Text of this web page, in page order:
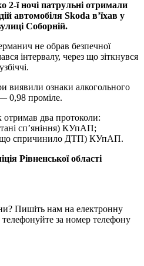
2-ї ночі патрульні отримали
автомобіля Skoda в’їхав у
Соборній.
не обрав безпечної
інтервалу, через що зіткнувся
виявили ознаки алкогольного
— 0,98 проміле.
отримав два протоколи:
сп’яніння) КУпАП;
що спричинило ДТП) КУпАП.
Рівненської області
Пишіть нам на електронну
за номер телефону